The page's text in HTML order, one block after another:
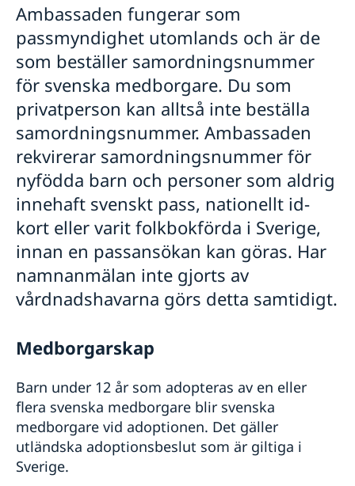
Ansökan om pass & nationellt id-kort
Ansökan om pass för vuxna
Ansökan om pass för barn under 18 år
Förlust av pass/Provisoriskt pass
Nationellt id-kort
Namnändring
Avgifter -26
Registrera nyfödd utomlands
Samordningsnummer
Olika status för samordningsnummer
Gifta sig i Korea
Vigsel inför koreansk myndighet
Vigsel på ambassaden
Hjälp kring medborgarskap
Svenskt medborgarskap/Swedish Citizenship
Svenskt medborgarskap - regler
Juridiska ombud i Sydkorea
Konsulär jour
Legaliseringar
Körkort
Behålla svenskt medborgarskap
Om olyckan är framme – vad kan du få hjälp med?
SOS-International, Euro-Center & Falck Global
Assistance
Ambassadens reseinformation
Aktuella händelser
Inresa till Sydkorea från Sverige
Giltighetstid pass för inträde i Sydkorea
Resa in i Sydkorea på svenskt provisoriskt pass
Information och kontakter i Sydkorea
Inresa till Sverige från Sydkorea
Råd och rekommendationer vid ev. krissituation
Behöver jag visum?
Euro-Center & Gouda
Service för svenska företag
Handel med utlandet/Sydkorea
Svenska företag i utlandet/Korea
Anmäla handelshinder
Ambassaden fungerar som
passmyndighet utomlands och är de
som beställer samordningsnummer
för svenska medborgare. Du som
privatperson kan alltså inte beställa
samordningsnummer. Ambassaden
rekvirerar samordningsnummer för
nyfödda barn och personer som aldrig
innehaft svenskt pass, nationellt id-
kort eller varit folkbokförda i Sverige,
innan en passansökan kan göras. Har
namnanmälan inte gjorts av
vårdnadshavarna görs detta samtidigt.
Medborgarskap
Barn under 12 år som adopteras av en eller
flera svenska medborgare blir svenska
medborgare vid adoptionen. Det gäller
utländska adoptionsbeslut som är giltiga i
Sverige.